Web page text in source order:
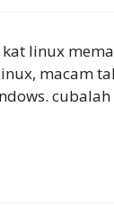
linux
macam